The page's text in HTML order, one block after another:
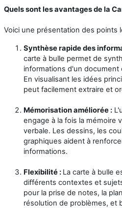
Quels sont les avantages de la
Voici une présentation des points
Synthèse rapide des
carte à bulle permet de
informations d'un
En visualisant les idées
peut facilement extraire et
Mémorisation améliorée :
engage à la fois la mémoire
verbale. Les dessins, les
graphiques aident à
informations.
Flexibilité : La carte à bulle
différents contextes et
pour la prise de notes, la
résolution de problèmes, et